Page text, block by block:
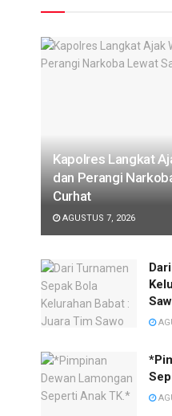
Kapolres Langkat
dan Perangi
Curhat
AGUSTUS 7, 2026